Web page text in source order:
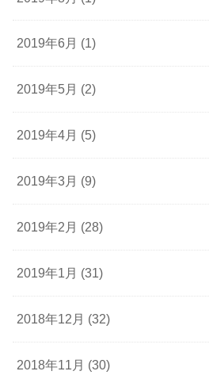
2019年6月 (1)
2019年5月 (2)
2019年4月 (5)
2019年3月 (9)
2019年2月 (28)
2019年1月 (31)
2018年12月 (32)
2018年11月 (30)